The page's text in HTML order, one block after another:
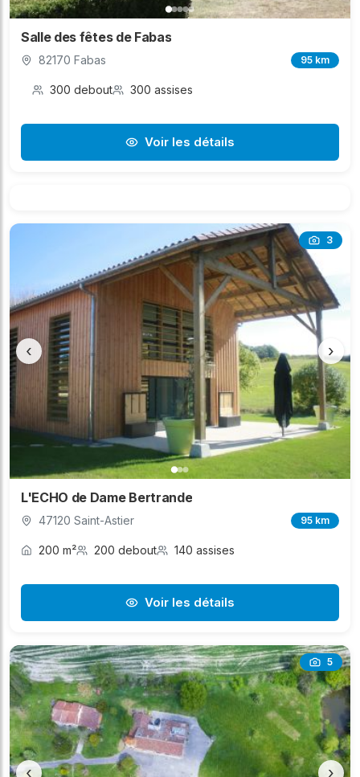
Salle des fêtes de Fabas
82170 Fabas 95 km
300 debout 300 assises
Voir les détails
3
‹ ›
L'ECHO de Dame Bertrande
47120 Saint-Astier 95 km
200 m² 200 debout 140 assises
Voir les détails
5